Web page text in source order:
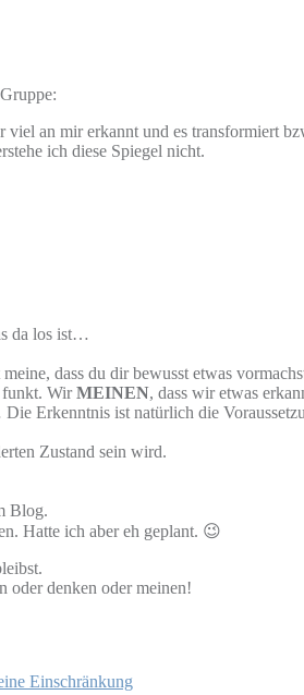
an mir erkannt und es transformiert
ich diese Spiegel nicht.
da los ist…
dass du dir bewusst etwas
funkt. WirMEINEN, dass wir etwas
Erkenntnis ist natürlich die
Zustand sein wird.
Blog.
Hatte ich aber eh geplant. 😉
oder denken oder meinen!
Einschränkung